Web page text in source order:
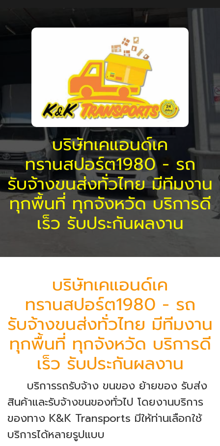
บริษัทเคแอนด์เค
ทรานสปอร์ต1980 - รถ
รับจ้างขนส่งทั่วไทย มีทีมงาน
ทุกพื้นที่ ทุกจังหวัด บริการดี
เร็ว รับประกันผลงาน
บริษัทเคแอนด์เค
ทรานสปอร์ต1980 - รถ
รับจ้างขนส่งทั่วไทย มีทีมงาน
ทุกพื้นที่ ทุกจังหวัด บริการดี
เร็ว รับประกันผลงาน
บริการรถรับจ้าง ขนของ ย้ายของ รับส่ง
สินค้าและรับจ้างขนของทั่วไป โดยงานบริการ
ของทาง K&K Transports มีให้ท่านเลือกใช้
บริการได้หลายรูปแบบ